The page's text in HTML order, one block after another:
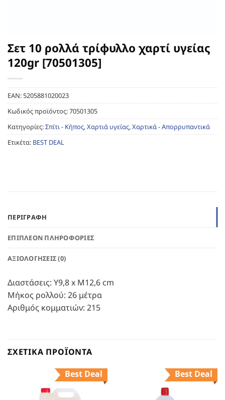
Σετ 10 ρολλά τρίφυλλο χαρτί υγείας
120gr [70501305]
EAN:5205881020023
Κωδικός προϊόντος:70501305
Κατηγορίες:Σπίτι - Κήπος,Χαρτιά υγείας,Χαρτικά - Απορρυπαντικά
Ετικέτα: BEST DEAL
ΠΕΡΙΓΡΑΦΉ
ΕΠΙΠΛΈΟΝ ΠΛΗΡΟΦΟΡΊΕΣ
ΑΞΙΟΛΟΓΉΣΕΙΣ (0)
Διαστάσεις: Υ9,8 x Μ12,6 cm
Μήκος ρολλού: 26 μέτρα
Αριθμός κομματιών: 215
ΣΧΕΤΙΚΆ ΠΡΟΪΌΝΤΑ
Best Deal
Best Deal